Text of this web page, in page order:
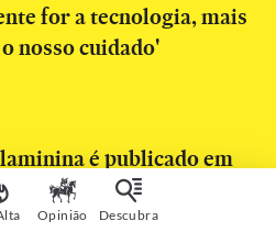
for a tecnologia, mais
nosso cuidado'
é publicado em
cauteloso sobre
Opinião Descubra